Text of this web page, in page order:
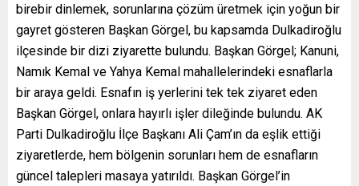
birebir dinlemek, sorunlarına çözüm üretmek için yoğun bir
gayret gösteren Başkan Görgel, bu kapsamda Dulkadiroğlu
ilçesinde bir dizi ziyarette bulundu. Başkan Görgel; Kanuni,
Namık Kemal ve Yahya Kemal mahallelerindeki esnaflarla
bir araya geldi. Esnafın iş yerlerini tek tek ziyaret eden
Başkan Görgel, onlara hayırlı işler dileğinde bulundu. AK
Parti Dulkadiroğlu İlçe Başkanı Ali Çam’ın da eşlik ettiği
ziyaretlerde, hem bölgenin sorunları hem de esnafların
güncel talepleri masaya yatırıldı. Başkan Görgel’in